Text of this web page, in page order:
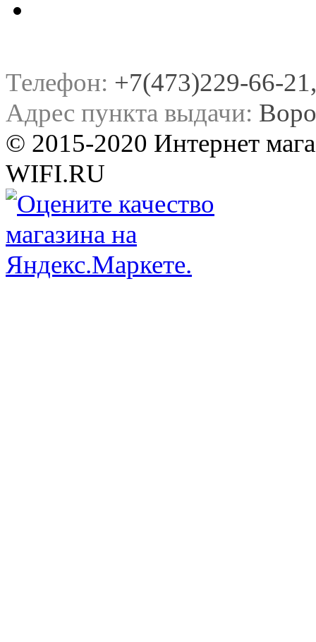
Телефон: +7(473)229-66-
Адрес пункта выдачи:
© 2015-2020 Интернет
WIFI.RU